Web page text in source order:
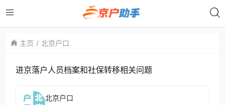
主页 北京户口
进京落户人员档案和社保转移相关问题
北京户口